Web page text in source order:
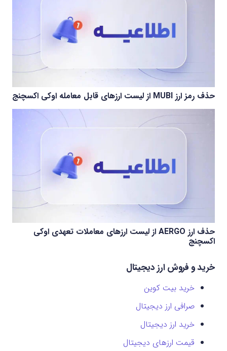
حذف رمز ارز MUBI از لیست ارزهای قابل معامله اوکی اکسچنج
حذف ارز AERGO از لیست ارزهای معاملات تعهدی اوکی
اکسچنج
خرید و فروش ارز دیجیتال
خرید بیت کوین
صرافی ارز دیجیتال
خرید ارز دیجیتال
قیمت ارزهای دیجیتال